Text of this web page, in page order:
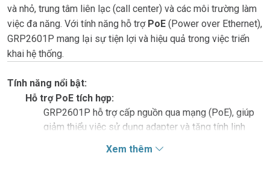
và nhỏ, trung tâm liên lạc (call center) và các môi trường làm
việc đa năng. Với tính năng hỗ trợ PoE (Power over Ethernet),
GRP2601P mang lại sự tiện lợi và hiệu quả trong việc triển
khai hệ thống.
Tính năng nổi bật:
Hỗ trợ PoE tích hợp:
GRP2601P hỗ trợ cấp nguồn qua mạng (PoE), giúp
giảm thiểu việc sử dụng adapter và tăng tính linh
Chất lượng âm thanh vượt trội:
Xem thêm